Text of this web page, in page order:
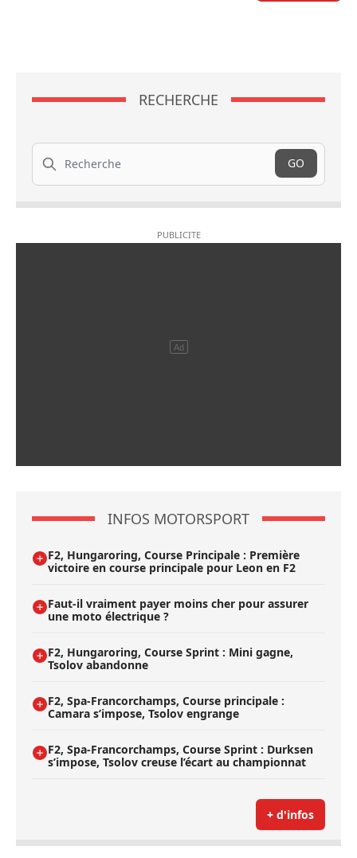
RECHERCHE
Recherche
GO
INFOS MOTORSPORT
F2, Hungaroring, Course Principale : Première
victoire en course principale pour Leon en F2
Faut-il vraiment payer moins cher pour assurer
une moto électrique ?
F2, Hungaroring, Course Sprint : Mini gagne,
Tsolov abandonne
F2, Spa-Francorchamps, Course principale :
Camara s’impose, Tsolov engrange
F2, Spa-Francorchamps, Course Sprint : Durksen
s’impose, Tsolov creuse l’écart au championnat
+ d'infos